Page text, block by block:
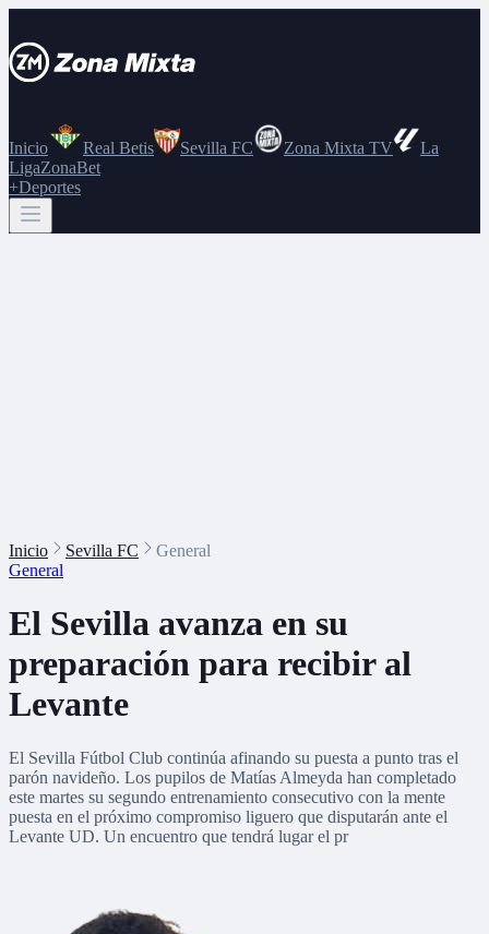
Inicio Real Betis Sevilla FC Zona Mixta TV
La
LigaZonaBet
+Deportes
Inicio Sevilla FC
General
General
El Sevilla avanza en su
preparación para recibir al
Levante
El Sevilla Fútbol Club continúa afinando su puesta a punto tras el
parón navideño. Los pupilos de Matías Almeyda han completado
este martes su segundo entrenamiento consecutivo con la mente
puesta en el próximo compromiso liguero que disputarán ante el
Levante UD. Un encuentro que tendrá lugar el pr